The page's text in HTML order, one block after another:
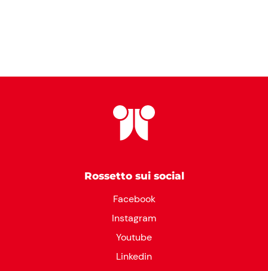
Rossetto sui social
Facebook
Instagram
Youtube
Linkedin